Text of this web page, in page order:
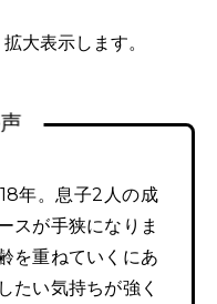
大表示します。
年。息子2人の成
スが手狭になりま
を重ねていくにあ
たい気持ちが強く